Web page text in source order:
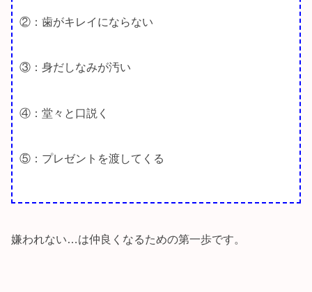
②：歯がキレイにならない
③：身だしなみが汚い
④：堂々と口説く
⑤：プレゼントを渡してくる
嫌われない…は仲良くなるための第一歩です。